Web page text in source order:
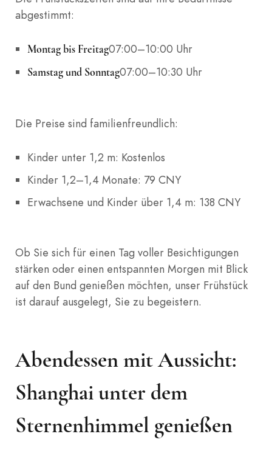
abgestimmt:
Montag bis Freitag07:00–10:00 Uhr
Samstag und Sonntag07:00–10:30 Uhr
Die Preise sind familienfreundlich:
Kinder unter 1,2 m: Kostenlos
Kinder 1,2–1,4 Monate: 79 CNY
Erwachsene und Kinder über 1,4 m: 138 CNY
Ob Sie sich für einen Tag voller Besichtigungen
stärken oder einen entspannten Morgen mit Blick
auf den Bund genießen möchten, unser Frühstück
ist darauf ausgelegt, Sie zu begeistern.
Abendessen mit Aussicht:
Shanghai unter dem
Sternenhimmel genießen